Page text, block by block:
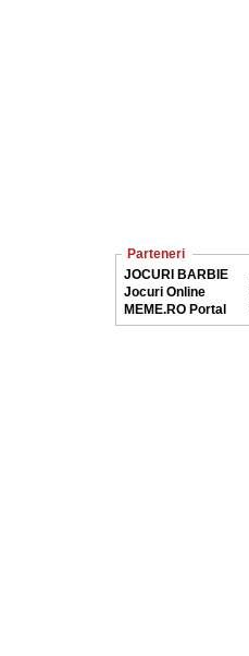
Parteneri
JOCURI BARBIE
Jocuri Online
MEME.RO Portal